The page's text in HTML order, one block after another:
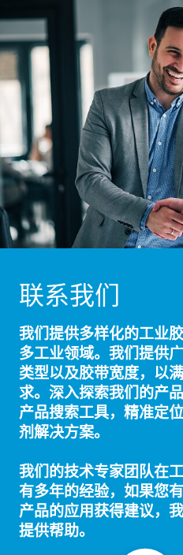
联系我们
我们提供多样化的工业
多工业领域。我们提供
类型以及胶带宽度，以
求。深入探索我们的产
产品搜索工具，精准定
剂解决方案。
我们的技术专家团队在
有多年的经验，如果您
产品的应用获得建议，
提供帮助。